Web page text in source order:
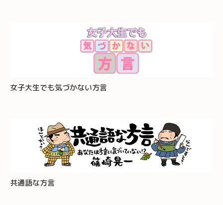
女子大生でも気づかない方言
共通語な方言